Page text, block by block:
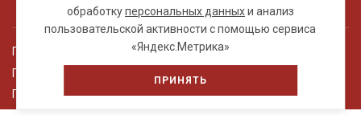
обработкуперсональных данныхи анализ
пользовательской активности с помощью сервиса
«Яндекс.Метрика»
ПРИНЯТЬ
Правовая информация
Политика обработки персональных данных
Пользовательское соглашение